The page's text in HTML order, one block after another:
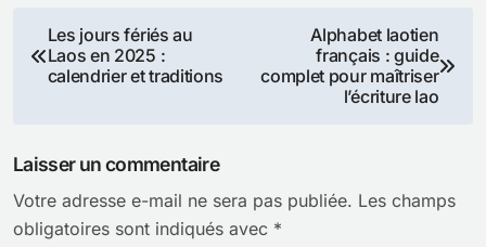
Navigation
de
Les jours fériés au
Laos en 2025 :
calendrier et traditions
Alphabet laotien
français : guide
complet pour maîtriser
l’écriture lao
Laisser un commentaire
Votre adresse e-mail ne sera pas publiée. Les champs
obligatoires sont indiqués avec *